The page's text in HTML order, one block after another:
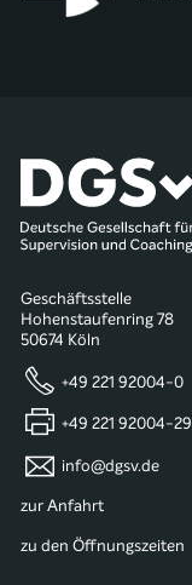
Geschäftsstelle
Hohenstaufenring 78
50674 Köln
+49 221 92004-0
+49 221 92004-29
info@dgsv.de
zur Anfahrt
zu den Öffnungszeiten